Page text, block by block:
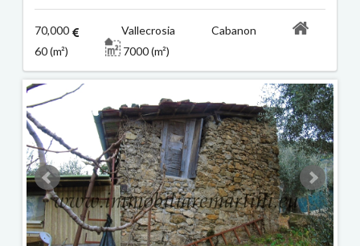
70,000
Vallecrosia Cabanon
60 (m²)
7000 (m²)